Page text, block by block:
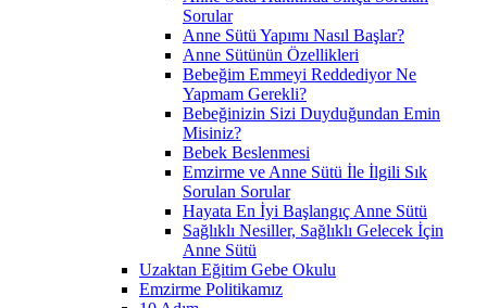
Sorular
Anne Sütü Yapımı Nasıl Başlar?
Anne Sütünün Özellikleri
Bebeğim Emmeyi Reddediyor Ne
Yapmam Gerekli?
Bebeğinizin Sizi Duyduğundan Emin
Misiniz?
Bebek Beslenmesi
Emzirme ve Anne Sütü İle İlgili Sık
Sorulan Sorular
Hayata En İyi Başlangıç Anne Sütü
Sağlıklı Nesiller, Sağlıklı Gelecek İçin
Anne Sütü
Uzaktan Eğitim Gebe Okulu
Emzirme Politikamız